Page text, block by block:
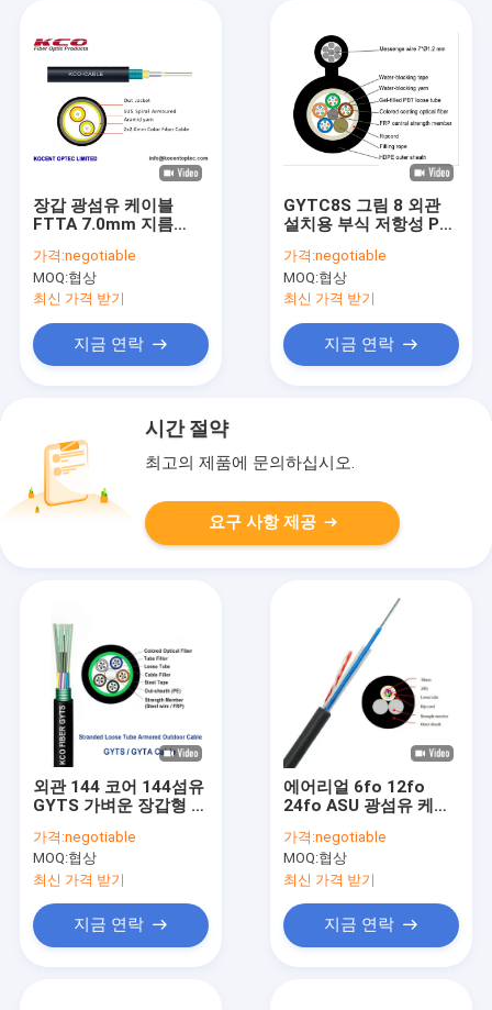
장갑 광섬유 케이블
FTTA 7.0mm 지름
LSZH 외부 현장 응용
용품
가격:negotiable
MOQ:협상
최신 가격 받기
지금 연락
GYTC8S 그림 8 외관
설치용 부식 저항성 PE
기 광섬유 케이블
가격:negotiable
MOQ:협상
최신 가격 받기
지금 연락
시간 절약
최고의 제품에 문의하십시오.
요구 사항 제공
외관 144 코어 144섬유
GYTS 가벼운 장갑형 느
케이블
가격:negotiable
MOQ:협상
최신 가격 받기
지금 연락
에어리얼 6fo 12fo
24fo ASU 광섬유 케이
섬유 케이블 100M
200M Span
가격:negotiable
MOQ:협상
최신 가격 받기
지금 연락